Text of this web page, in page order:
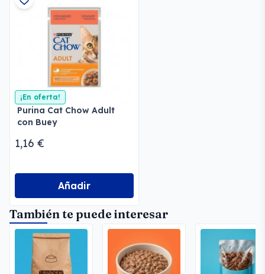
¡En oferta!
Purina Cat Chow Adult
con Buey
1,16 €
Añadir
También te puede interesar